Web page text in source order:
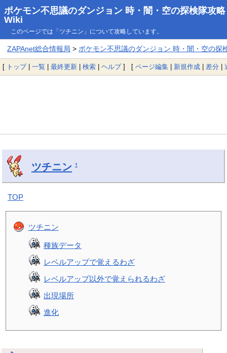
ポケモン不思議のダンジョン 時・闇・空の探検隊攻略
Wiki
このページでは「ツチニン」について攻略しています。
ZAPAnet総合情報局 > ポケモン不思議のダンジョン 時・闇・空の探
[ トップ| 一覧 | 最終更新 | 検索 | ヘルプ] [ ページ編集 | 新規作成 | 差分 |
ツチニン †
TOP
ツチニン
種族データ
レベルアップで覚えるわざ
レベルアップ以外で覚えられるわざ
出現場所
進化